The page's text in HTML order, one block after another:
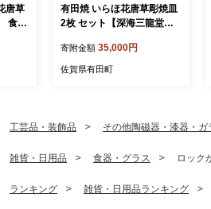
唐草
食器
ゃ
有田焼 いらほ花唐草彫焼皿
2枚 セット【深海三龍堂】
風 菓子皿 銘々皿 中皿 楕円
和食器 てんぷら皿 ay101
寄附金額 35,000円
佐賀県有田町
工芸品・装飾品 その他陶磁器・漆器・ガ
雑貨・日用品 食器・グラス ロック
ランキング 雑貨・日用品ランキング